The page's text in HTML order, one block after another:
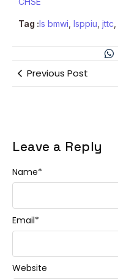
Tag :ls bmwi lsppiu jttc
Previous Post
Leave a Reply
Name*
Email*
Website